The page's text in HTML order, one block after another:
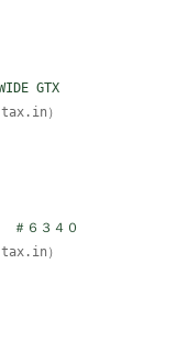
GTX
）
＃６３４０
）